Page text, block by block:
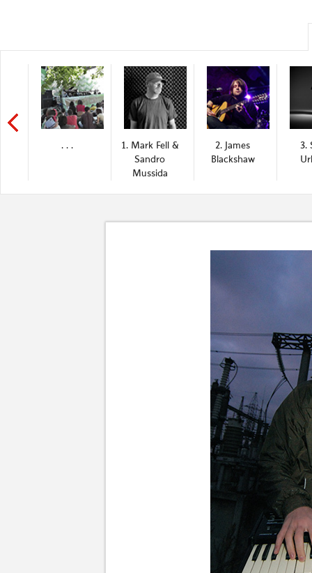
. . .
1. Mark Fell &
Sandro
Mussida
2. James
Blackshaw
3.